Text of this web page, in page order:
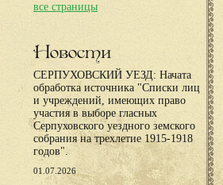
все страницы
Новости
СЕРПУХОВСКИЙ УЕЗД: Начата
обработка источника "Списки лиц
и учреждений, имеющих право
участия в выборе гласных
Серпуховского уездного земского
собрания на трехлетие 1915-1918
годов".
01.07.2026